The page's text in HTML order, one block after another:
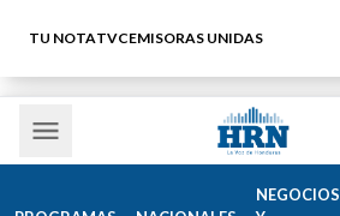
TU NOTATVCEMISORAS UNIDAS
NEGOCIOS